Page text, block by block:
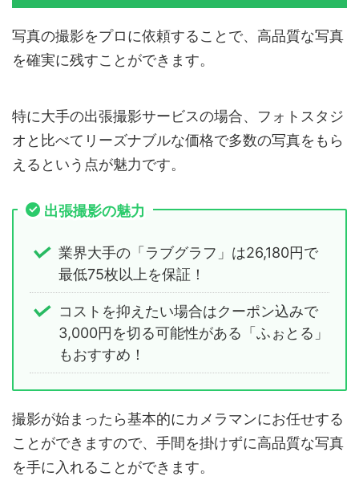
写真の撮影をプロに依頼することで、高品質な写真
を確実に残すことができます。
特に大手の出張撮影サービスの場合、フォトスタジ
オと比べてリーズナブルな価格で多数の写真をもら
えるという点が魅力です。
出張撮影の魅力
業界大手の「ラブグラフ」は26,180円で
最低75枚以上を保証！
コストを抑えたい場合はクーポン込みで
3,000円を切る可能性がある「ふぉとる」
もおすすめ！
撮影が始まったら基本的にカメラマンにお任せする
ことができますので、手間を掛けずに高品質な写真
を手に入れることができます。